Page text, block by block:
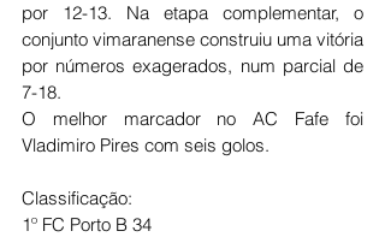
por 12-13. Na etapa complementar, o
conjunto vimaranense construiu uma vitória
por números exagerados, num parcial de
7-18.
O melhor marcador no AC Fafe foi
Vladimiro Pires com seis golos.
Classificação:
1º FC Porto B 34